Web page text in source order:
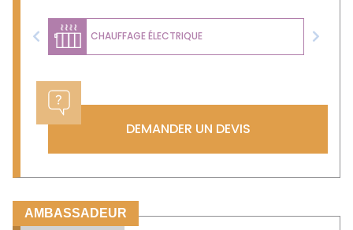
CHAUFFAGE ÉLECTRIQUE
Previous Next
DEMANDER UN DEVIS
AMBASSADEUR